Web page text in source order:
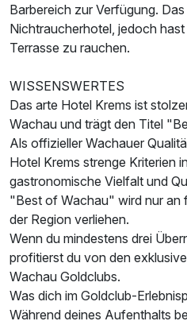
Barbereich zur Verfügung.
Nichtraucherhotel, jedoch
Terrasse zu rauchen.
WISSENSWERTES
Das arte Hotel Krems ist
Wachau und trägt den Titel
Als offizieller Wachauer
Hotel Krems strenge Kriterien
gastronomische Vielfalt und
"Best of Wachau" wird nur an
der Region verliehen.
Wenn du mindestens drei
profitierst du von den
Wachau Goldclubs.
Was dich im Goldclub-
Während deines Aufenthalts